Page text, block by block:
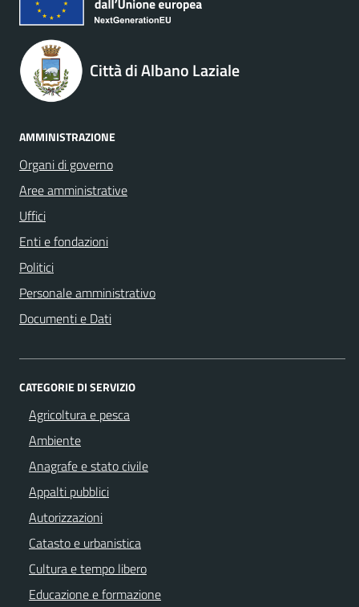
Città di Albano Laziale
AMMINISTRAZIONE
Organi di governo
Aree amministrative
Uffici
Enti e fondazioni
Politici
Personale amministrativo
Documenti e Dati
CATEGORIE DI SERVIZIO
Agricoltura e pesca
Ambiente
Anagrafe e stato civile
Appalti pubblici
Autorizzazioni
Catasto e urbanistica
Cultura e tempo libero
Educazione e formazione